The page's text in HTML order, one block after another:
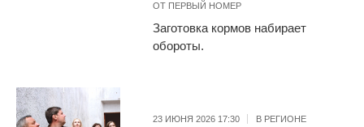
ОТ ПЕРВЫЙ НОМЕР
Заготовка кормов набирает
обороты.
23 ИЮНЯ 2026 17:30 В РЕГИОНЕ